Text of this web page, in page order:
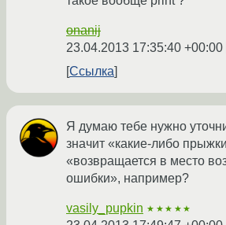
onanij
23.04.2013 17:35:40 +00:00
Ссылка
Я думаю тебе нужно
значит «какие-либо
«возвращается в место
ошибки», например?
vasily_pupkin ★★★★★